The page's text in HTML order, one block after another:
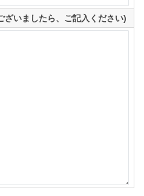
ざいましたら、ご記入ください)